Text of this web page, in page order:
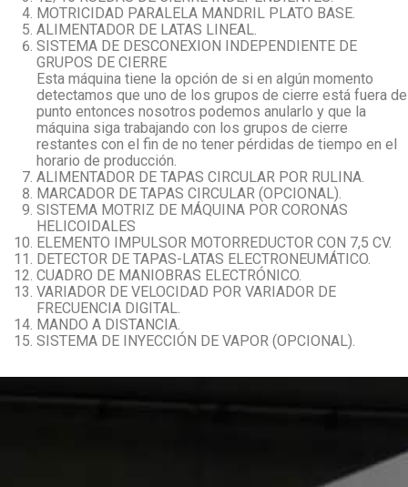
MOTRICIDAD PARALELA MANDRIL PLATO BASE.
ALIMENTADOR DE LATAS LINEAL.
SISTEMA DE DESCONEXION INDEPENDIENTE DE
GRUPOS DE CIERRE
Esta máquina tiene la opción de si en algún momento
detectamos que uno de los grupos de cierre está fuera de
punto entonces nosotros podemos anularlo y que la
máquina siga trabajando con los grupos de cierre
restantes con el fin de no tener pérdidas de tiempo en el
horario de producción.
ALIMENTADOR DE TAPAS CIRCULAR POR RULINA.
MARCADOR DE TAPAS CIRCULAR (OPCIONAL).
SISTEMA MOTRIZ DE MÁQUINA POR CORONAS
HELICOIDALES
ELEMENTO IMPULSOR MOTORREDUCTOR CON 7,5 CV.
DETECTOR DE TAPAS-LATAS ELECTRONEUMÁTICO.
CUADRO DE MANIOBRAS ELECTRÓNICO.
VARIADOR DE VELOCIDAD POR VARIADOR DE
FRECUENCIA DIGITAL.
MANDO A DISTANCIA.
SISTEMA DE INYECCIÓN DE VAPOR (OPCIONAL).